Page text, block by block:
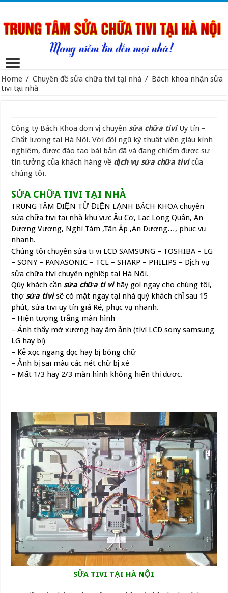
Home / Chuyên đề sửa chữa tivi tại nhà / Bách khoa nhận sửa
tivi tại nhà
Công ty Bách Khoa đơn vị chuyên sửa chữa tiviUy tín –
Chất lượng tại Hà Nội. Với đội ngũ kỹ thuật viên giàu kinh
nghiệm, được đào tạo bài bản đã và đang chiếm được sự
tin tưởng của khách hàng về dịch vụ sửa chữa tivicủa
chúng tôi.
SỬA CHỮA TIVI TẠI NHÀ
TRUNG TÂM ĐIỆN TỬ ĐIỆN LẠNH BÁCH KHOA chuyên
sửa chữa tivi tại nhà khu vực Âu Cơ, Lạc Long Quân, An
Dương Vương, Nghi Tàm ,Tân Âp ,An Dương…, phục vụ
nhanh.
Chúng tôi chuyên sửa ti vi LCD SAMSUNG – TOSHIBA – LG
– SONY – PANASONIC – TCL – SHARP – PHILIPS – Dịch vụ
sửa chữa tivi chuyên nghiệp tại Hà Nôi.
Qúy khách cần sửa chữa ti vihãy gọi ngay cho chúng tôi,
thợ sửa tivisẽ có mặt ngay tại nhà quý khách chỉ sau 15
phút, sửa tivi uy tín giá Rẻ, phục vụ nhanh.
– Hiện tượng trắng màn hình
– Ảnh thấy mờ xương hay âm ảnh (tivi LCD sony samsung
LG hay bị)
– Kẻ xọc ngang dọc hay bị bóng chữ
– Ảnh bị sai màu các nét chữ bị xé
– Mất 1/3 hay 2/3 màn hình không hiển thị được.
SỬA TIVI TẠI HÀ NỘI